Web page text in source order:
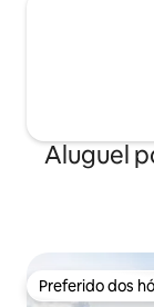
Aluguel
Preferido dos
Preferido dos